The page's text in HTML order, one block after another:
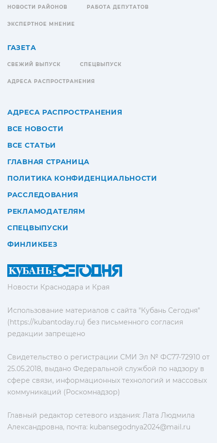
Новости Краснодара и Края
Использование материалов с сайта "Кубань Сегодня"
(https://kubantoday.ru) без письменного согласия
редакции запрещено
Свидетельство о регистрации СМИ Эл № ФС77-72910 от
25.05.2018, выдано Федеральной службой по надзору в
сфере связи, информационных технологий и массовых
коммуникаций (Роскомнадзор)
Главный редактор сетевого издания: Лата Людмила
Александровна, почта: kubansegodnya2024@mail.ru
НОВОСТИ РАЙОНОВ РАБОТА ДЕПУТАТОВ
ЭКСПЕРТНОЕ МНЕНИЕ
ГАЗЕТА
СВЕЖИЙ ВЫПУСК СПЕЦВЫПУСК
АДРЕСА РАСПРОСТРАНЕНИЯ
АДРЕСА РАСПРОСТРАНЕНИЯ
ВСЕ НОВОСТИ
ВСЕ СТАТЬИ
ГЛАВНАЯ СТРАНИЦА
ПОЛИТИКА КОНФИДЕНЦИАЛЬНОСТИ
РАССЛЕДОВАНИЯ
РЕКЛАМОДАТЕЛЯМ
СПЕЦВЫПУСКИ
ФИНЛИКБЕЗ